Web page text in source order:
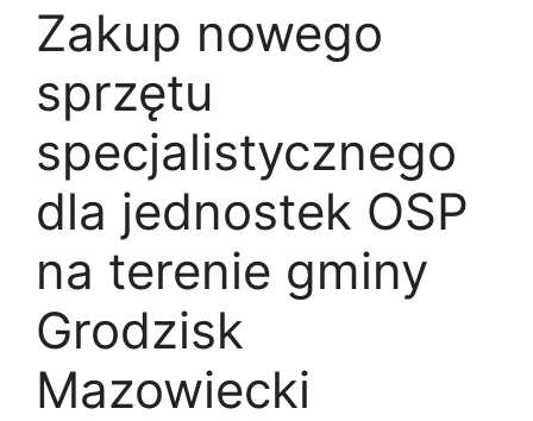
Zakup nowego
sprzętu
specjalistycznego
dla jednostek OSP
na terenie gminy
Grodzisk
Mazowiecki